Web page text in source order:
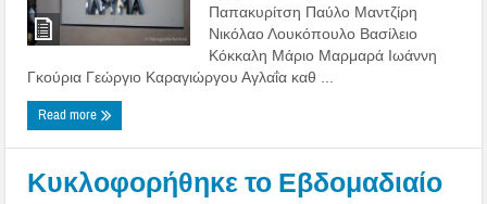
Παπακυρίτση Παύλο Μαντζίρη
Νικόλαο Λουκόπουλο Βασίλειο
Κόκκαλη Μάριο Μαρμαρά Ιωάννη
Γκούρια Γεώργιο Καραγιώργου Αγλαΐα καθ ...
Read more
Κυκλοφορήθηκε το Εβδομαδιαίο